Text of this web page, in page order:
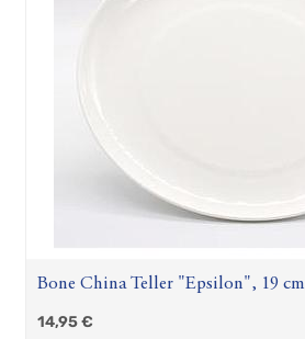
Bone China Teller "Epsilon", 19 cm
14,95€